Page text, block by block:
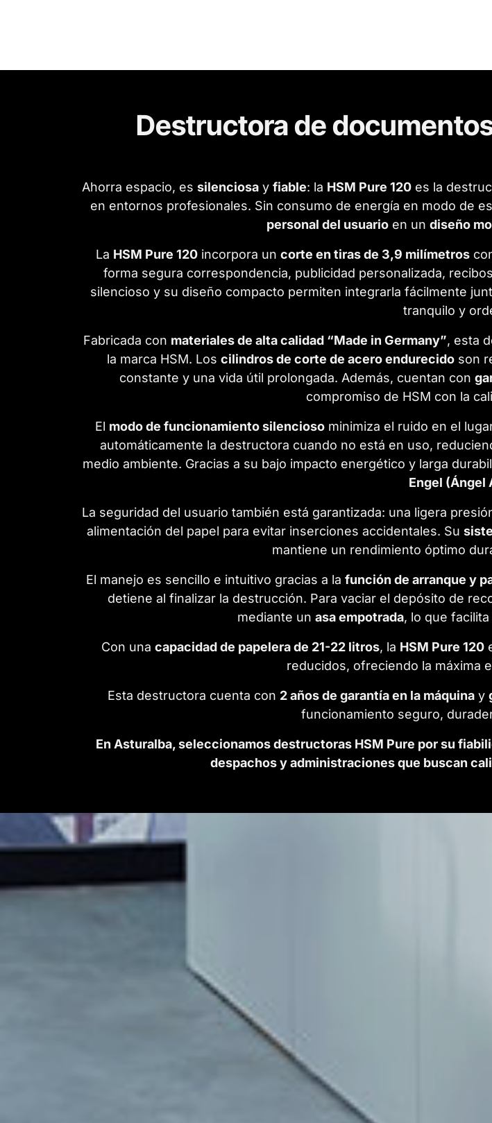
Destructora de
Ahorra espacio, es silenciosay fiable: la HSM Pure 120es la
en entornos profesionales. Sin consumo de energía en modo de
personal del usuario en un diseño
La HSM Pure 120 incorpora un corte en tiras de 3,9 milímetros
forma segura correspondencia, publicidad personalizada,
silencioso y su diseño compacto permiten integrarla fácilmente
tranquilo y
Fabricada con materiales de alta calidad “Made in Germany”, esta
la marca HSM. Los cilindros de corte de acero endurecidoson
constante y una vida útil prolongada. Además, cuentan con
compromiso de HSM con la
El modo de funcionamiento silencioso minimiza el ruido en el
automáticamente la destructora cuando no está en uso,
medio ambiente. Gracias a su bajo impacto energético y larga
Engel (Ángel
La seguridad del usuario también está garantizada: una ligera
alimentación del papel para evitar inserciones accidentales. Su
mantiene un rendimiento óptimo
El manejo es sencillo e intuitivo gracias a la función de arranque y
detiene al finalizar la destrucción. Para vaciar el depósito de
mediante un asa empotrada, lo que
Con una capacidad de papelera de 21-22 litros, la HSM Pure 120
reducidos, ofreciendo la máxima
Esta destructora cuenta con 2 años de garantía en la máquina y
funcionamiento seguro,
En Asturalba, seleccionamos destructoras HSM Pure por su
despachos y administraciones que buscan